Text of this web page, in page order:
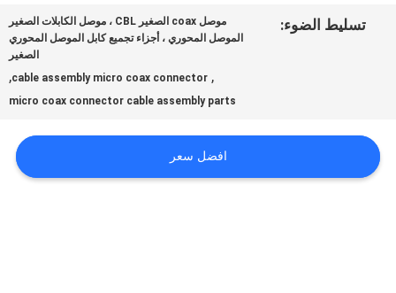
اطلب
اقتباس
تسليط الضوء:
موصل coax الصغير CBL ، موصل الكابلات الصغير
الموصل المحوري ، أجزاء تجميع كابل الموصل المحوري
الصغير
,
cable assembly micro coax connector
,
micro coax connector cable assembly parts
افضل سعر